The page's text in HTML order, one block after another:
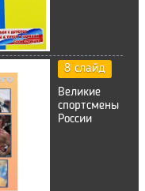
8 слайд
Великие
спортсмены
России